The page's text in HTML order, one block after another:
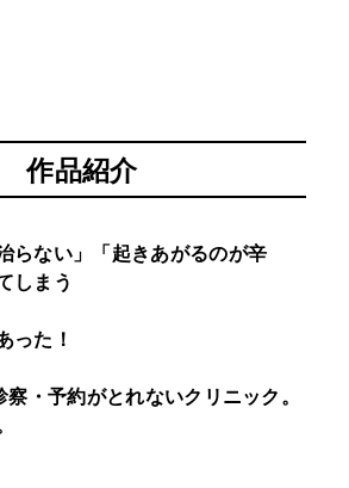
作品紹介
らない」「起きあがるのが辛
しまう
った！
・予約がとれないクリニック。